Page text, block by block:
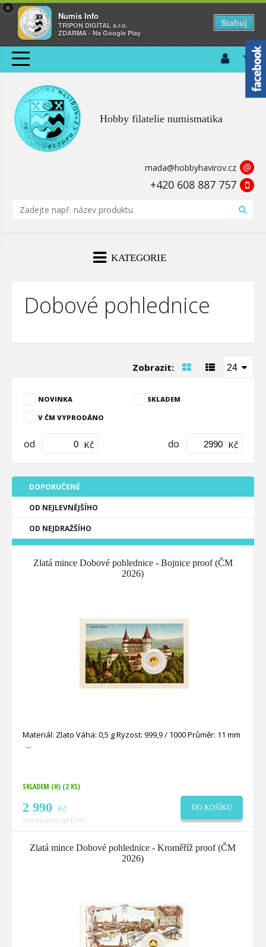
×
Numis Info
TRIPON DIGITAL s.r.o.
ZDARMA - Na Google Play
Stahuj
Hobby filatelie numismatika
mada@hobbyhavirov.cz @
+420 608 887 757
KATEGORIE
Dobové pohlednice
Zobrazit: 24
NOVINKA SKLADEM
V ČM VYPRODÁNO
od Kč do Kč
DOPORUČENÉ
OD NEJLEVNĚJŠÍHO
OD NEJDRAŽŠÍHO
Zlatá mince Dobové pohlednice - Bojnice proof (ČM
2026)
Materiál: Zlato Váha: 0,5 g Ryzost: 999,9 / 1000 Průměr: 11 mm
SKLADEM (H) (2 KS)
2 990 Kč
osvobozeno od DPH
DO KOŠÍKU
Zlatá mince Dobové pohlednice - Kroměříž proof (ČM
2026)